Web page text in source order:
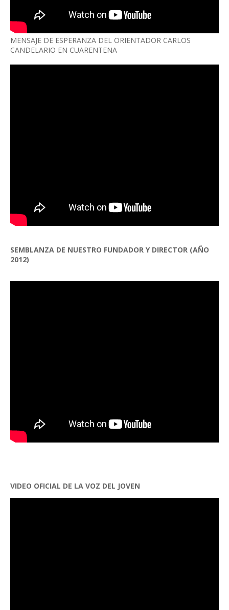
MENSAJE DE ESPERANZA DEL ORIENTADOR CARLOS
CANDELARIO EN CUARENTENA
SEMBLANZA DE NUESTRO FUNDADOR Y DIRECTOR (AÑO
2012)
VIDEO OFICIAL DE LA VOZ DEL JOVEN